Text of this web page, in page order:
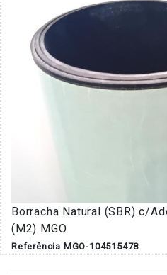
Borracha Natural (SBR) c/
(M2) MGO
Referência MGO-104515478